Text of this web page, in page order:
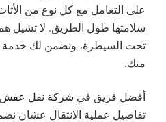
على التعامل مع كل نوع من
سلامتها طول الطريق. لا تشيل
تحت السيطرة، ونضمن لك خدمة
منك.
أفضل فريق في شركة نقل عفش
تفاصيل عملية الانتقال عشان